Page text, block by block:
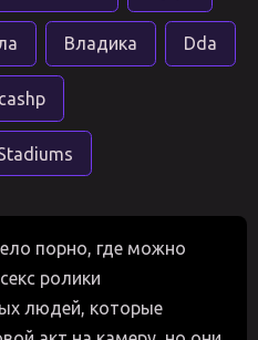
Владика Dda
порно, где можно
ролики
людей, которые